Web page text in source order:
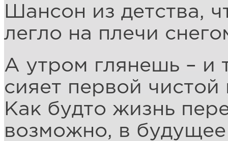
Шансон из детства,
легло на плечи
А утром глянешь – и
сияет первой чистой
Как будто жизнь
возможно, в будущее